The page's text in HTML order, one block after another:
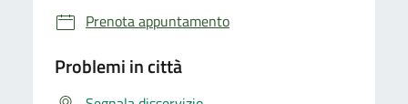
Prenota appuntamento
Problemi in città